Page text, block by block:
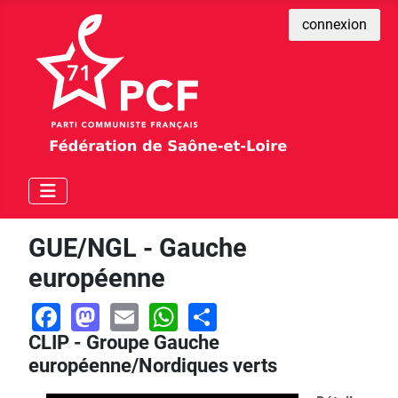
connexion
GUE/NGL - Gauche
européenne
Facebook
Mastodon
EmailWhatsApp
CLIP - Groupe Gauche
européenne/Nordiques verts